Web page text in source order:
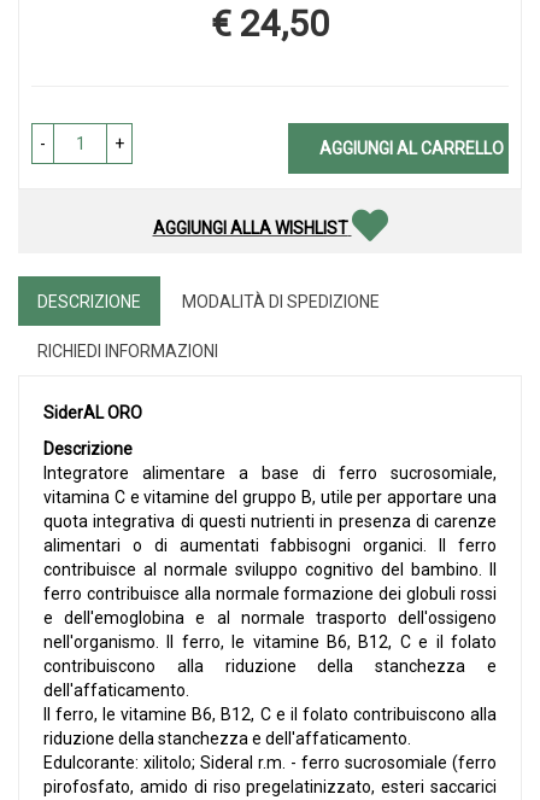
Prezzo
€ 24,50
- + AGGIUNGI AL CARRELLO
AGGIUNGI ALLA WISHLIST
DESCRIZIONE MODALITÀ DI SPEDIZIONE
RICHIEDI INFORMAZIONI
SiderAL ORO
Descrizione
Integratore alimentare a base di ferro sucrosomiale,
vitamina C e vitamine del gruppo B, utile per apportare una
quota integrativa di questi nutrienti in presenza di carenze
alimentari o di aumentati fabbisogni organici. Il ferro
contribuisce al normale sviluppo cognitivo del bambino. Il
ferro contribuisce alla normale formazione dei globuli rossi
e dell'emoglobina e al normale trasporto dell'ossigeno
nell'organismo. Il ferro, le vitamine B6, B12, C e il folato
contribuiscono alla riduzione della stanchezza e
dell'affaticamento.
Il ferro, le vitamine B6, B12, C e il folato contribuiscono alla
riduzione della stanchezza e dell'affaticamento.
Edulcorante: xilitolo; Sideral r.m. - ferro sucrosomiale (ferro
pirofosfato, amido di riso pregelatinizzato, esteri saccarici